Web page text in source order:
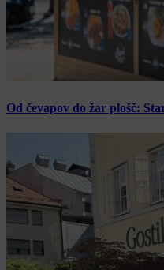
Od čevapov do žar plošč: